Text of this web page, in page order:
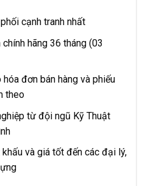
cạnh tranh nhất
hãng 36 tháng (03
đơn bán hàng và phiếu
theo
từ đội ngũ Kỹ Thuật
và giá tốt đến các đại lý,